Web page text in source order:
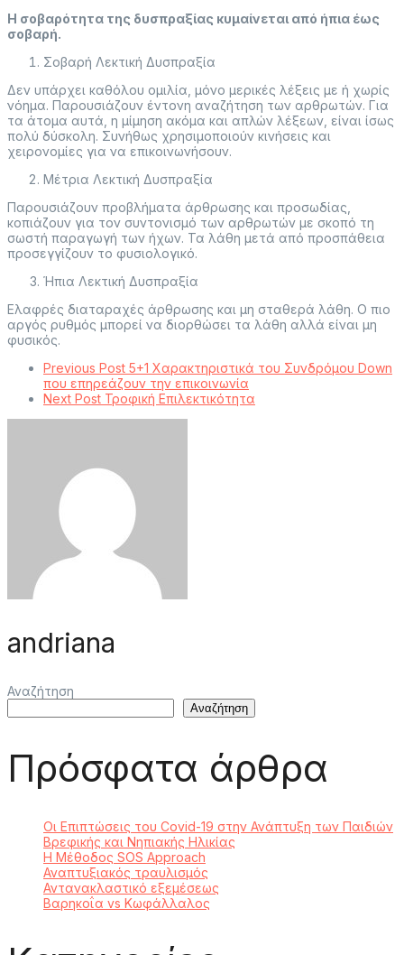
Η σοβαρότητα της δυσπραξίας κυμαίνεται από ήπια έως
σοβαρή.
Σοβαρή Λεκτική Δυσπραξία
Δεν υπάρχει καθόλου ομιλία, μόνο μερικές λέξεις με ή χωρίς
νόημα. Παρουσιάζουν έντονη αναζήτηση των αρθρωτών. Για
τα άτομα αυτά, η μίμηση ακόμα και απλών λέξεων, είναι ίσως
πολύ δύσκολη. Συνήθως χρησιμοποιούν κινήσεις και
χειρονομίες για να επικοινωνήσουν.
Μέτρια Λεκτική Δυσπραξία
Παρουσιάζουν προβλήματα άρθρωσης και προσωδίας,
κοπιάζουν για τον συντονισμό των αρθρωτών με σκοπό τη
σωστή παραγωγή των ήχων. Τα λάθη μετά από προσπάθεια
προσεγγίζουν το φυσιολογικό.
Ήπια Λεκτική Δυσπραξία
Ελαφρές διαταραχές άρθρωσης και μη σταθερά λάθη. Ο πιο
αργός ρυθμός μπορεί να διορθώσει τα λάθη αλλά είναι μη
φυσικός.
Previous Post 5+1 Χαρακτηριστικά του Συνδρόμου Down
που επηρεάζουν την επικοινωνία
Next Post Τροφική Επιλεκτικότητα
andriana
Αναζήτηση
Αναζήτηση
Πρόσφατα άρθρα
Οι Επιπτώσεις του Covid-19 στην Ανάπτυξη των Παιδιών
Βρεφικής και Νηπιακής Ηλικίας
Η Μέθοδος SOS Approach
Αναπτυξιακός τραυλισμός
Αντανακλαστικό εξεμέσεως
Βαρηκοΐα vs Κωφάλλαλος